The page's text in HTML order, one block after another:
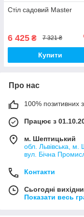
Стіл садовий Master
6 425 ₴ 7 321 ₴
Купити
Про нас
100% позитивних з
Працює з
м. Шептицький
обл. Львівська, м.
вул. Бічна
Контакти
Сьогодні
Показати весь